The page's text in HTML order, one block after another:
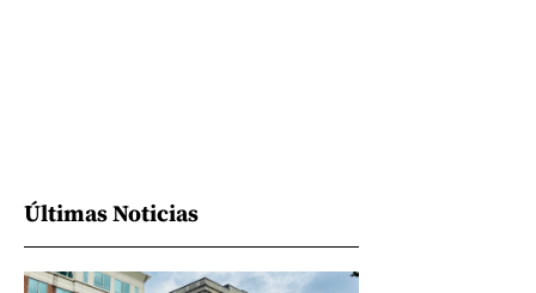
Últimas Noticias